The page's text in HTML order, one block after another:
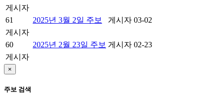
게시자
61
2025년 3월 2일 주보 게시자 03-02
게시자
60
2025년 2월 23일 주보 게시자 02-23
게시자
×
주보 검색